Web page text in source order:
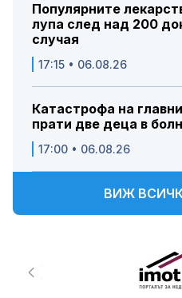
Популярните
лупа след над 200
случая
17:15 • 06.08.26
Катастрофа на
прати две деца в
17:00 • 06.08.26
ВИЖ